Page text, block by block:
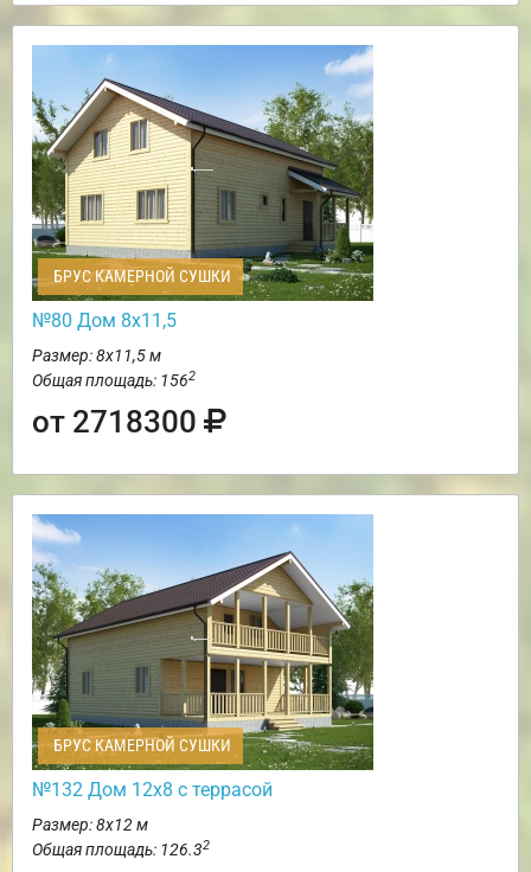
БРУС КАМЕРНОЙ СУШКИ
№80 Дом 8х11,5
Размер: 8х11,5 м
Общая площадь: 1562
от 2718300
БРУС КАМЕРНОЙ СУШКИ
№132 Дом 12х8 с террасой
Размер: 8х12 м
Общая площадь: 126.32